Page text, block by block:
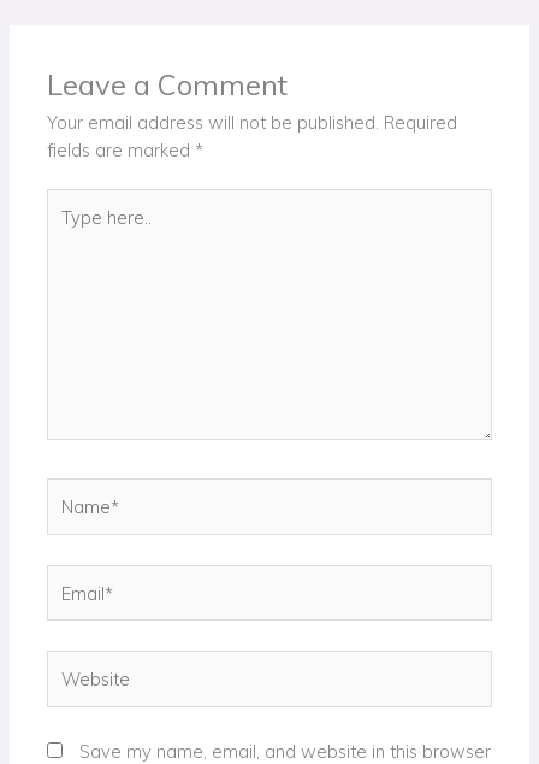
Leave a Comment
Your email address will not be published. Required
fields are marked *
here..
Save my name, email, and website in this browser